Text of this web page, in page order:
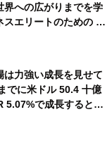
界への広がりまでを学
スエリートのための 教
2026年8月25日
は力強い成長を見せて
でに米ドル 50.4 十億
5.07%で成長すると予